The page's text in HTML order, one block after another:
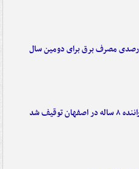
۳ درصدی مصرف برق برای دومین سال
توقیف شد